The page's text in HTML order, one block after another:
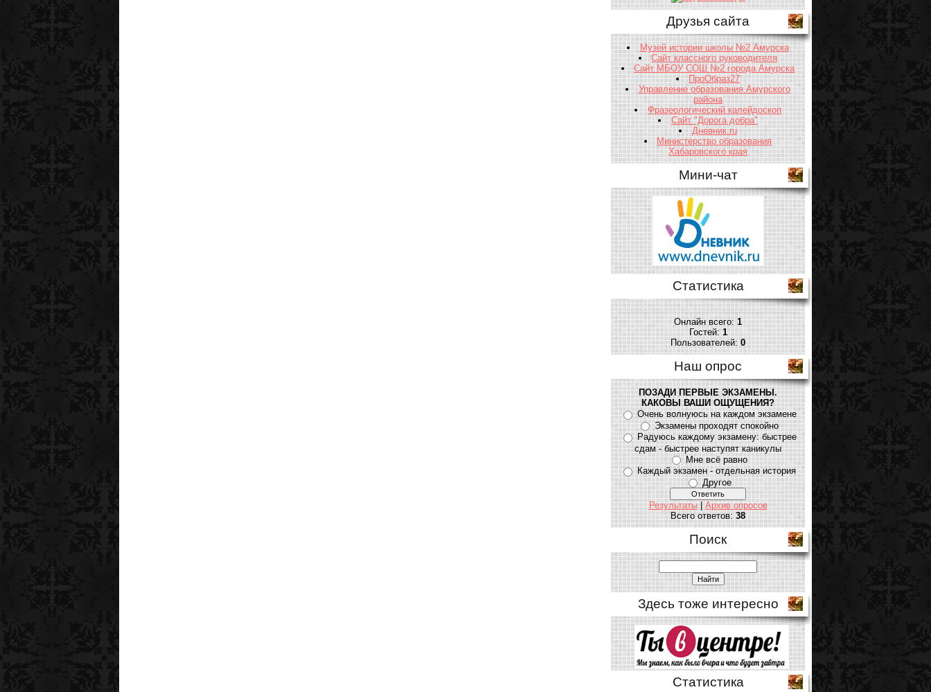
Друзья сайта
Музей истории школы №2 Амурска
Сайт классного руководителя
Сайт МБОУ СОШ №2 города Амурска
ПроОбраз27
Управление образования Амурского
района
Фразеологический калейдоскоп
Сайт "Дорога добра"
Дневник.ru
Министерство образования
Хабаровского края
Мини-чат
Статистика
Онлайн всего:1
Гостей:1
Пользователей:0
Наш опрос
ПОЗАДИ ПЕРВЫЕ ЭКЗАМЕНЫ.
КАКОВЫ ВАШИ ОЩУЩЕНИЯ?
Очень волнуюсь на каждом экзамене
Экзамены проходят спокойно
Радуюсь каждому экзамену: быстрее
сдам - быстрее наступят каникулы
Мне всё равно
Каждый экзамен - отдельная история
Другое
Результаты|Архив опросов
Всего ответов:38
Поиск
Здесь тоже интересно
Статистика